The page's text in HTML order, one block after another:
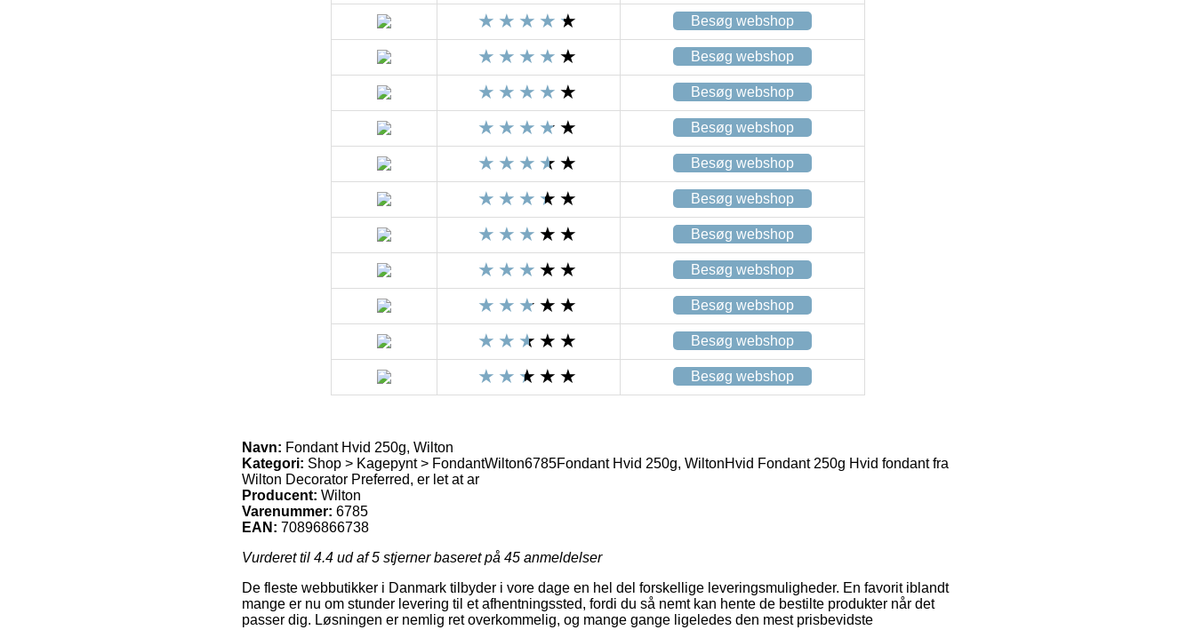
Besøg webshop
Besøg webshop
Besøg webshop
Besøg webshop
Besøg webshop
Besøg webshop
Besøg webshop
Besøg webshop
Besøg webshop
Besøg webshop
Besøg webshop
Navn: Fondant Hvid 250g, Wilton
Kategori: Shop > Kagepynt > FondantWilton6785Fondant Hvid 250g, WiltonHvid Fondant 250g Hvid fondant fra
Wilton Decorator Preferred, er let at ar
Producent: Wilton
Varenummer: 6785
EAN: 70896866738
Vurderet til 4.4 ud af 5 stjerner baseret på 45 anmeldelser
De fleste webbutikker i Danmark tilbyder i vore dage en hel del forskellige leveringsmuligheder. En favorit iblandt
mange er nu om stunder levering til et afhentningssted, fordi du så nemt kan hente de bestilte produkter når det
passer dig. Løsningen er nemlig ret overkommelig, og mange gange ligeledes den mest prisbevidste